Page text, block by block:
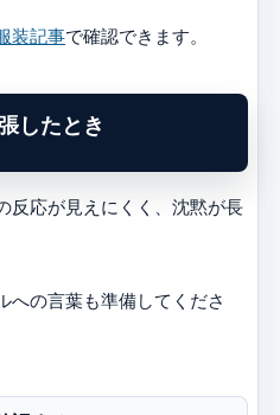
装記事で確認できます。
したとき
反応が見えにくく、沈黙が長
への言葉も準備してくださ